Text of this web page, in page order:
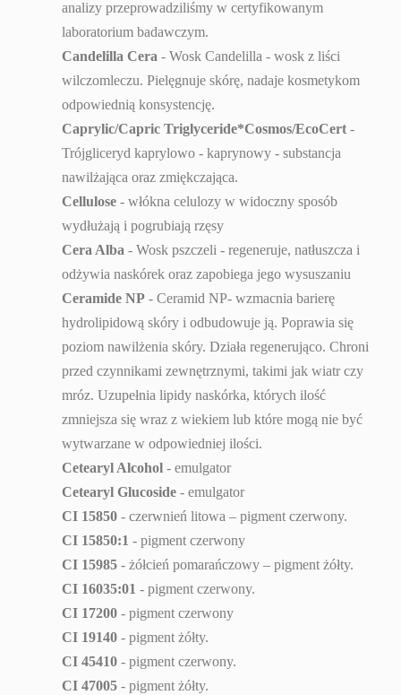
analizy przeprowadziliśmy w certyfikowanym
laboratorium badawczym.
Candelilla Cera - Wosk Candelilla - wosk z liści
wilczomleczu. Pielęgnuje skórę, nadaje kosmetykom
odpowiednią konsystencję.
Caprylic/Capric Triglyceride*Cosmos/EcoCert -
Trójgliceryd kaprylowo - kaprynowy - substancja
nawilżająca oraz zmiękczająca.
Cellulose - włókna celulozy w widoczny sposób
wydłużają i pogrubiają rzęsy
Cera Alba - Wosk pszczeli - regeneruje, natłuszcza i
odżywia naskórek oraz zapobiega jego wysuszaniu
Ceramide NP - Ceramid NP- wzmacnia barierę
hydrolipidową skóry i odbudowuje ją. Poprawia się
poziom nawilżenia skóry. Działa regenerująco. Chroni
przed czynnikami zewnętrznymi, takimi jak wiatr czy
mróz. Uzupełnia lipidy naskórka, których ilość
zmniejsza się wraz z wiekiem lub które mogą nie być
wytwarzane w odpowiedniej ilości.
Cetearyl Alcohol - emulgator
Cetearyl Glucoside - emulgator
CI 15850 - czerwnień litowa – pigment czerwony.
CI 15850:1 - pigment czerwony
CI 15985 - żółcień pomarańczowy – pigment żółty.
CI 16035:01 - pigment czerwony.
CI 17200 - pigment czerwony
CI 19140 - pigment żółty.
CI 45410 - pigment czerwony.
CI 47005 - pigment żółty.